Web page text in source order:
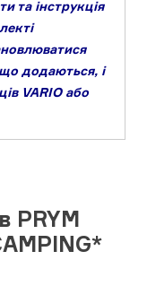
та інструкція
додаються, і
VARIO або
PRYM